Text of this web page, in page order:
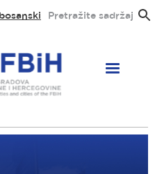
bosanski Pretražite sadržaj